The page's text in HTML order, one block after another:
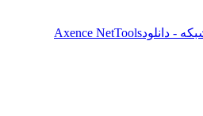
Axence NetTools